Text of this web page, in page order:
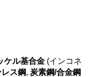
ケル基合金 (インコネ
レス鋼, 炭素鋼/合金鋼